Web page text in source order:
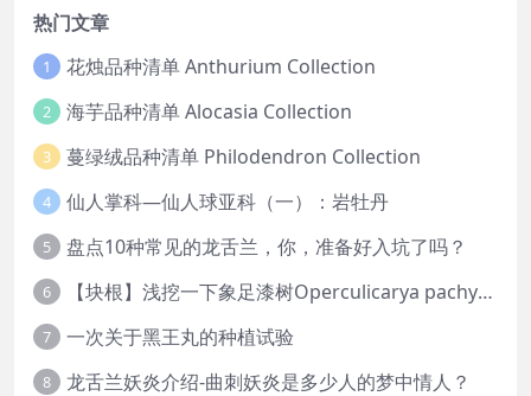
热门文章
1 花烛品种清单 Anthurium Collection
2 海芋品种清单 Alocasia Collection
3 蔓绿绒品种清单 Philodendron Collection
4 仙人掌科—仙人球亚科（一）：岩牡丹
5 盘点10种常见的龙舌兰，你，准备好入坑了吗？
6 【块根】浅挖一下象足漆树Operculicarya pachypus
7 一次关于黑王丸的种植试验
8 龙舌兰妖炎介绍-曲刺妖炎是多少人的梦中情人？